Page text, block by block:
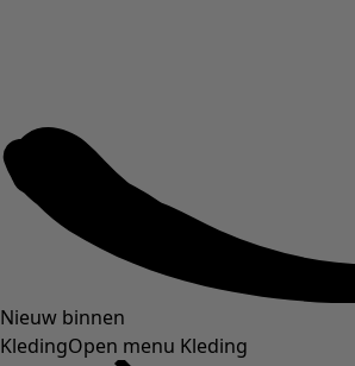
Nieuw binnen
KledingOpen menu Kleding